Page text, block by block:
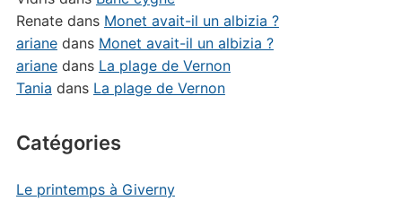
Renatedans Monet avait-il un albizia ?
arianedans Monet avait-il un albizia ?
arianedans La plage de Vernon
Tania dans La plage de Vernon
Catégories
Le printemps à Giverny